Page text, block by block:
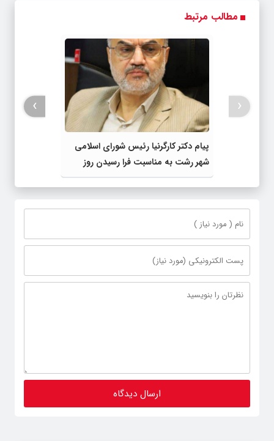
مطالب مرتبط
پیام دکتر کارگرنیا رئیس شورای اسلامی
شهر رشت به مناسبت فرا رسیدن روز
خبرنگار
‹
›